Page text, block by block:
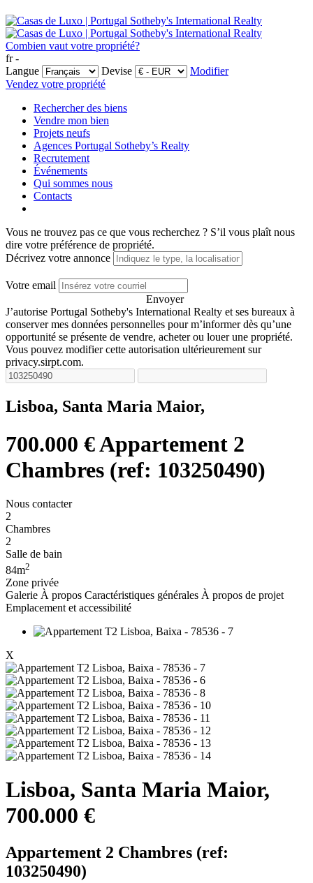
Combien vaut votre propriété?
fr -
Langue
Devise
Modifier
Vendez votre propriété
Rechercher des biens
Vendre mon bien
Projets neufs
Agences Portugal Sotheby’s Realty
Recrutement
Événements
Qui sommes nous
Contacts
Vous ne trouvez pas ce que vous recherchez ? S’il vous plaît nous
dire votre préférence de propriété.
Décrivez votre annonce
Votre email
Envoyer
J’autorise Portugal Sotheby's International Realty et ses bureaux à
conserver mes données personnelles pour m’informer dès qu’une
opportunité se présente de vendre, acheter ou louer une propriété.
Vous pouvez modifier cette autorisation ultérieurement sur
privacy.sirpt.com.
Lisboa, Santa Maria Maior,
700.000 €Appartement 2
Chambres (ref: 103250490)
Nous contacter
2
Chambres
2
Salle de bain
84m2
Zone privée
Galerie À propos Caractéristiques générales À propos de projet
Emplacement et accessibilité
X
Lisboa, Santa Maria Maior,
700.000 €
Appartement 2 Chambres (ref:
103250490)